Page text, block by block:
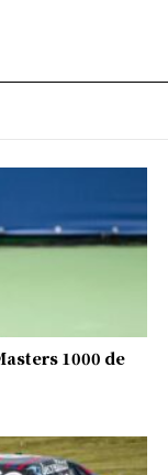
1000 de